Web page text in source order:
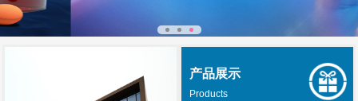
产品展示
Products